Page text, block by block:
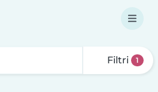
Filtri 1